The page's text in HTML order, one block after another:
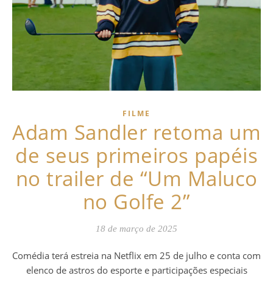
FILME
Adam Sandler retoma um
de seus primeiros papéis
no trailer de “Um Maluco
no Golfe 2”
18 de março de 2025
Comédia terá estreia na Netflix em 25 de julho e conta com
elenco de astros do esporte e participações especiais